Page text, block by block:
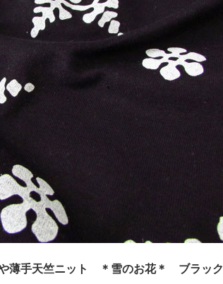
薄手天竺ニット ＊雪のお花＊ ブラック